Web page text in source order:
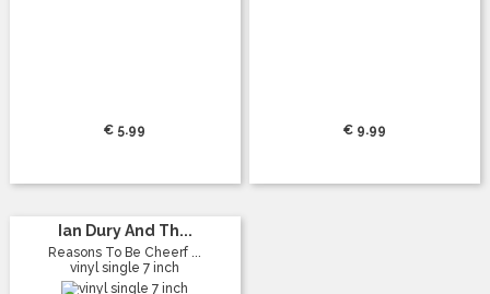
€ 5.99 € 9.99
Ian Dury And Th...
Reasons To Be Cheerf ...
vinyl single 7 inch